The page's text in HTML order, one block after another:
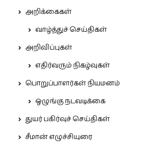
அறிக்கைகள்
வாழ்த்துச் செய்திகள்
அறிவிப்புகள்
எதிர்வரும் நிகழ்வுகள்
பொறுப்பாளர்கள் நியமனம்
ஒழுங்கு நடவடிக்கை
துயர் பகிர்வுச் செய்திகள்
சீமான் எழுச்சியுரை